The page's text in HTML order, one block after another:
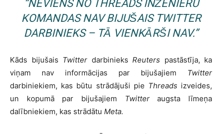
“NEVIENS NO THREADSINŽENIERU
KOMANDAS NAV BIJUŠAIS TWITTER
DARBINIEKS – TĀ VIENKĀRŠI NAV.”
Kāds bijušais Twitter darbinieks Reuters pastāstīja, ka
viņam nav informācijas par bijušajiem Twitter
darbiniekiem, kas būtu strādājuši pie Threads izveides,
un kopumā par bijušajiem Twitteraugsta līmeņa
dalībniekiem, kas strādātu Meta.